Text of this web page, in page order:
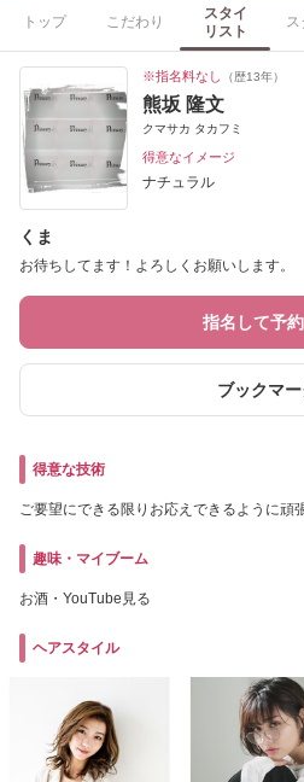
トップ こだわり
スタイ
リスト
ス
※指名料なし （歴13年）
熊坂 隆文
クマサカ タカフミ
得意なイメージ
ナチュラル
くま
お待ちしてます！よろしくお願いします。
指名して予
ブックマ
得意な技術
ご要望にできる限りお応えできるように頑
趣味・マイブーム
お酒・YouTube見る
ヘアスタイル